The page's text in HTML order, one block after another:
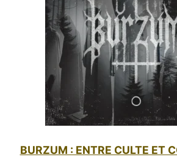
BURZUM : ENTRE CULTE ET